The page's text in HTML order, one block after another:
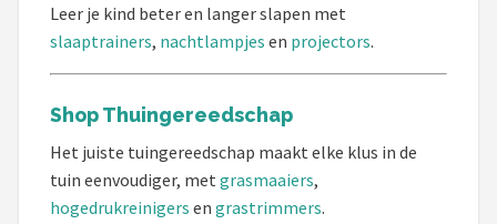
Leer je kind beter en langer slapen met
slaaptrainers, nachtlampjes en projectors.
Shop Thuingereedschap
Het juiste tuingereedschap maakt elke klus in de
tuin eenvoudiger, met grasmaaiers,
hogedrukreinigers en grastrimmers.